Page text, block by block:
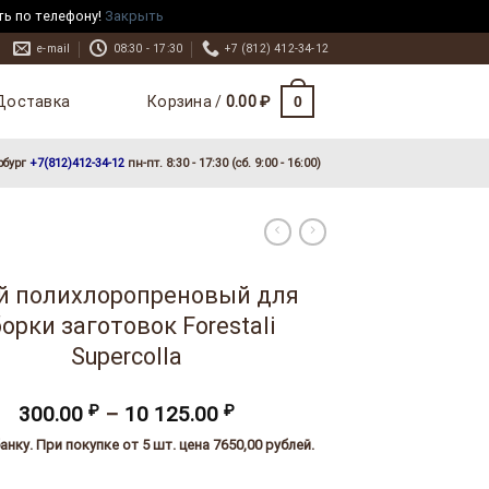
по телефону! Закрыть
e-mail 08:30 - 17:30 +7 (812) 412-34-12
Корзина / 0.00₽ 0
+7(812)412-34-12 пн-пт. 8:30 - 17:30 (сб. 9:00 - 16:00)
полихлоропреновый для
заготовок Forestali
Supercolla
300.00 ₽ – 10 125.00 ₽Диапазон
цен:
300.00 ₽
При покупке от 5 шт. цена 7650,00 рублей.